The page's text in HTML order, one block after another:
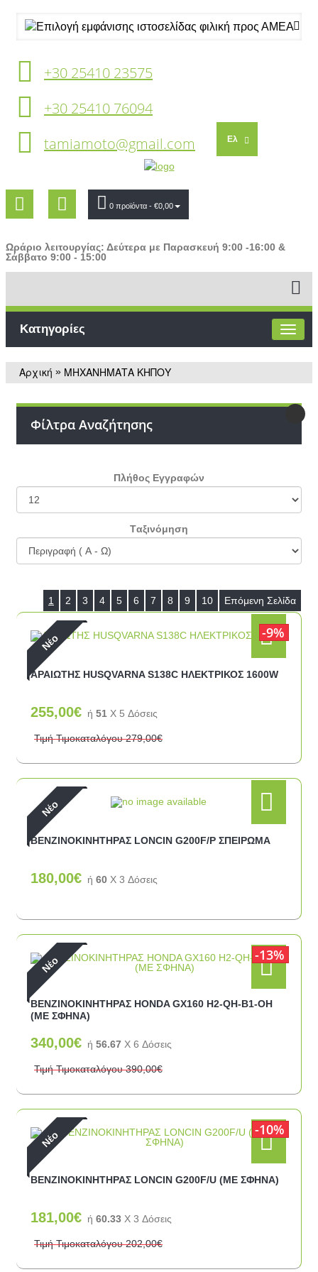
+30 25410 23575
+30 25410 76094
tamiamoto@gmail.com
Ελ
0 προϊόντα - €0,00
Ωράριο λειτουργίας: Δεύτερα με Παρασκευή 9:00 -16:00 &
Σάββατο 9:00 - 15:00
Κατηγορίες
Αρχική » ΜΗΧΑΝΗΜΑΤΑ ΚΗΠΟΥ
Φίλτρα Αναζήτησης
Πλήθος Εγγραφών
Tαξινόμηση
1 2 3 4 5 6 7 8 9 10 Επόμενη Σελίδα
Νέο 9%
ΑΡΑΙΩΤΗΣ HUSQVARNA S138C ΗΛΕΚΤΡΙΚΟΣ 1600W
255,00€ ή 51 X 5 Δόσεις
Τιμή Τιμοκαταλόγου279,00€
Νέο
ΒΕΝΖΙΝΟΚΙΝΗΤΗΡΑΣ LONCIN G200F/P ΣΠΕΙΡΩΜΑ
180,00€ ή 60 X 3 Δόσεις
Νέο 13%
ΒΕΝΖΙΝΟΚΙΝΗΤΗΡΑΣ HONDA GX160 H2-QH-B1-OH
(ΜΕ ΣΦΗΝΑ)
340,00€ ή 56.67 X 6 Δόσεις
Τιμή Τιμοκαταλόγου390,00€
Νέο 10%
ΒΕΝΖΙΝΟΚΙΝΗΤΗΡΑΣ LONCIN G200F/U (ΜΕ ΣΦΗΝΑ)
181,00€ ή 60.33 X 3 Δόσεις
Τιμή Τιμοκαταλόγου202,00€